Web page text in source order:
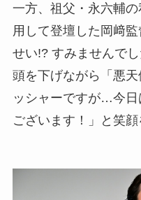
一方、祖父・永六輔
用して登壇した岡﨑
せい!? すみませんで
頭を下げながら「悪
ッシャーですが…今日
ございます！」と笑顔